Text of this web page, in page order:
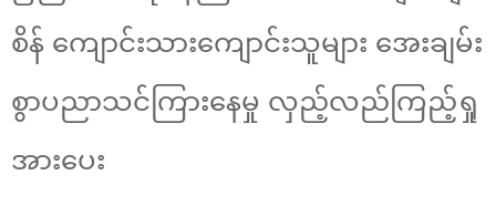
စိန် ကျောင်းသားကျောင်းသူများ အေးချမ်း
စွာပညာသင်ကြားနေမှု လှည့်လည်ကြည့်ရှု
အားပေး